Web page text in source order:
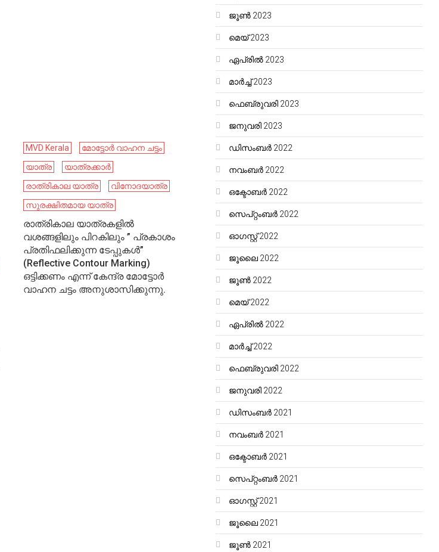
MVD Kerala
മോട്ടോർ വാഹന ചട്ടം
യാത്ര
യാത്രക്കാർ
രാത്രികാല യാത്ര
വിനോദയാത്ര
സുരക്ഷിതമായ യാത്ര
രാത്രികാല യാത്രകളിൽ
വശങ്ങളിലും പിറകിലും ” പ്രകാശം
പ്രതിഫലിക്കുന്ന ടേപ്പുകൾ”
(Reflective Contour Marking)
ഒട്ടിക്കണം എന്ന് കേന്ദ്ര മോട്ടോർ
വാഹന ചട്ടം അനുശാസിക്കുന്നു.
ജൂൺ 2023
മെയ്‌ 2023
ഏപ്രിൽ 2023
മാർച്ച്‌ 2023
ഫെബ്രുവരി 2023
ജനുവരി 2023
ഡിസംബർ 2022
നവംബർ 2022
ഒക്ടോബർ 2022
സെപ്റ്റംബർ 2022
ഓഗസ്റ്റ്‌ 2022
ജൂലൈ 2022
ജൂൺ 2022
മെയ്‌ 2022
ഏപ്രിൽ 2022
മാർച്ച്‌ 2022
ഫെബ്രുവരി 2022
ജനുവരി 2022
ഡിസംബർ 2021
നവംബർ 2021
ഒക്ടോബർ 2021
സെപ്റ്റംബർ 2021
ഓഗസ്റ്റ്‌ 2021
ജൂലൈ 2021
ജൂൺ 2021